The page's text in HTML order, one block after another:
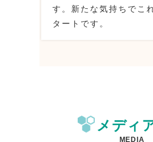
す。 新たな気持ちでこ
タートです。
メディ
MEDIA